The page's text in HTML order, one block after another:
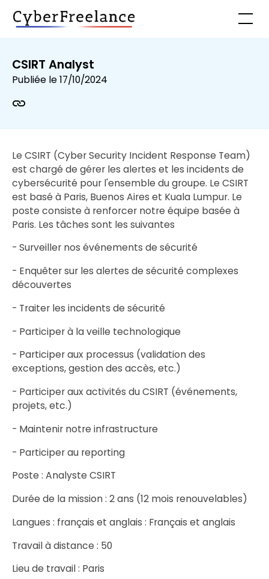
CSIRT Analyst
Publiée le17/10/2024
Le CSIRT (Cyber Security Incident Response Team)
est chargé de gérer les alertes et les incidents de
cybersécurité pour l'ensemble du groupe. Le CSIRT
est basé à Paris, Buenos Aires et Kuala Lumpur. Le
poste consiste à renforcer notre équipe basée à
Paris. Les tâches sont les suivantes
- Surveiller nos événements de sécurité
- Enquêter sur les alertes de sécurité complexes
découvertes
- Traiter les incidents de sécurité
- Participer à la veille technologique
- Participer aux processus (validation des
exceptions, gestion des accès, etc.)
- Participer aux activités du CSIRT (événements,
projets, etc.)
- Maintenir notre infrastructure
- Participer au reporting
Poste : Analyste CSIRT
Durée de la mission : 2 ans (12 mois renouvelables)
Langues : français et anglais : Français et anglais
Travail à distance : 50
Lieu de travail : Paris